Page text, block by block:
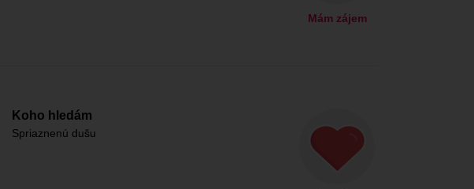
Mám zájem
Koho hledám
Spriaznenú dušu